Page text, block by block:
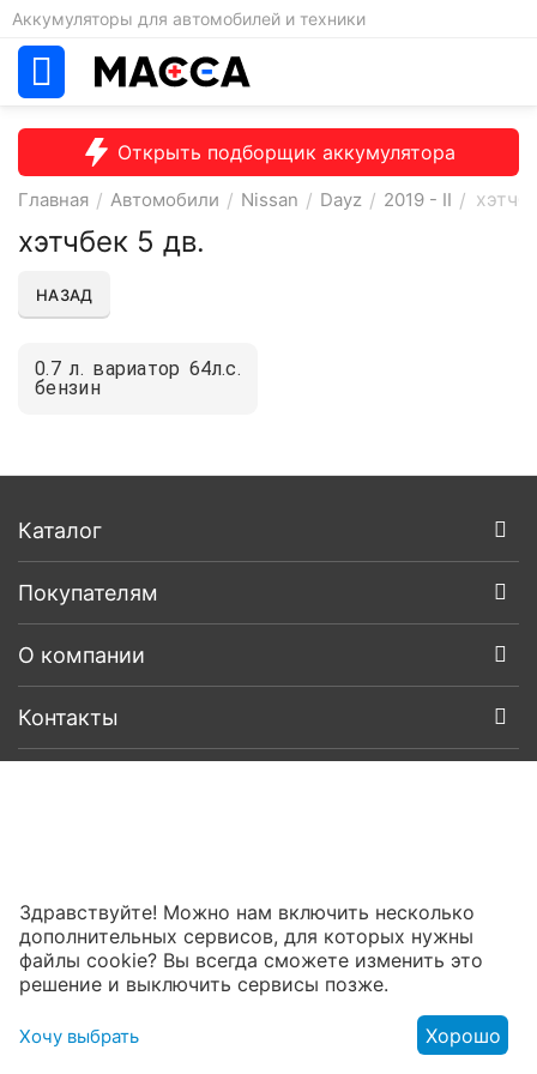
Аккумуляторы для автомобилей и техники
Открыть подборщик аккумулятора
Главная / Автомобили / Nissan / Dayz / 2019 - II /
хэтчбек 5 дв.
НАЗАД
0.7 л. вариатор 64л.с.
бензин
Каталог
Покупателям
О компании
Контакты
Здравствуйте! Можно нам включить несколько
дополнительных сервисов, для которых нужны
файлы cookie? Вы всегда сможете изменить это
решение и выключить сервисы позже.
Хочу выбрать Хорошо